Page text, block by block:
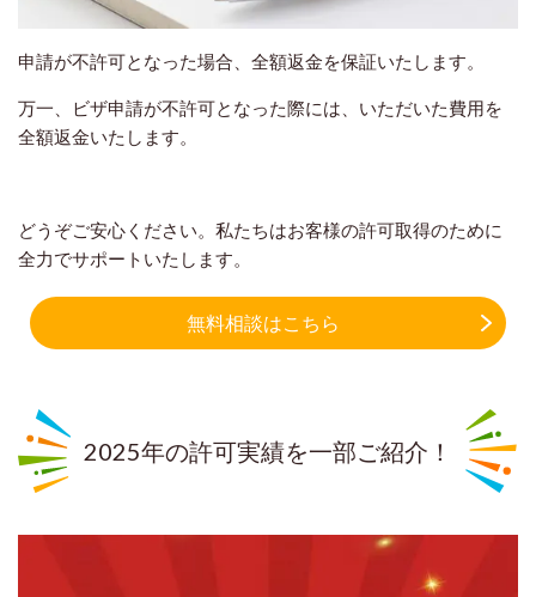
申請が不許可となった場合、全額返金を保証いたします。
万一、ビザ申請が不許可となった際には、いただいた費用を
全額返金いたします。
どうぞご安心ください。私たちはお客様の許可取得のために
全力でサポートいたします。
無料相談はこちら
2025年の許可実績を一部ご紹介！